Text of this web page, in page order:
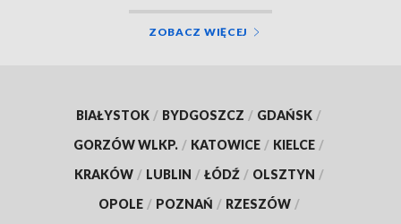
ZOBACZ WIĘCEJ
BIAŁYSTOK / BYDGOSZCZ / GDAŃSK /
GORZÓW WLKP. / KATOWICE / KIELCE /
KRAKÓW / LUBLIN / ŁÓDŹ / OLSZTYN /
OPOLE / POZNAŃ / RZESZÓW /